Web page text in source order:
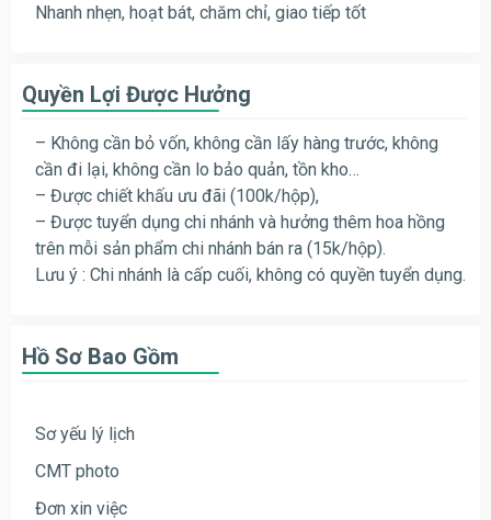
Nhanh nhẹn, hoạt bát, chăm chỉ, giao tiếp tốt
Quyền Lợi Được Hưởng
– Không cần bỏ vốn, không cần lấy hàng trước, không
cần đi lại, không cần lo bảo quản, tồn kho…
– Được chiết khấu ưu đãi (100k/hộp),
– Được tuyển dụng chi nhánh và hưởng thêm hoa hồng
trên mỗi sản phẩm chi nhánh bán ra (15k/hộp).
Lưu ý : Chi nhánh là cấp cuối, không có quyền tuyển dụng.
Hồ Sơ Bao Gồm
Sơ yếu lý lịch
CMT photo
Đơn xin việc